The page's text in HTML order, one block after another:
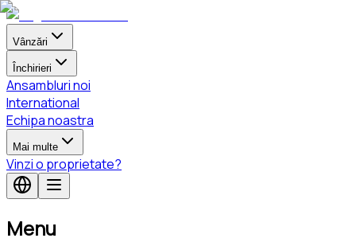
Vânzări
Închirieri
Ansambluri noi
International
Echipa noastra
Mai multe
Vinzi o proprietate?
Menu